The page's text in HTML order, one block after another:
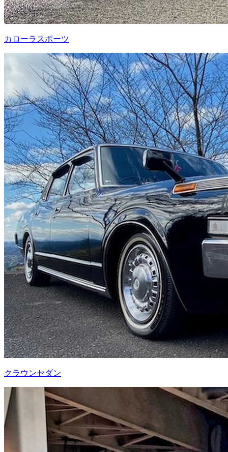
カローラスポーツ
クラウンセダン